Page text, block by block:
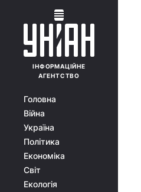
ІНФОРМАЦІЙНЕ
АГЕНТСТВО
Головна
Війна
Україна
Політика
Економіка
Світ
Екологія